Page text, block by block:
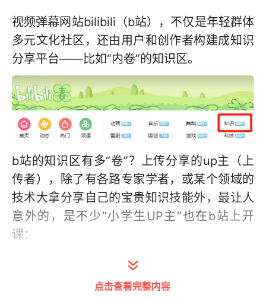
视频弹幕网站bilibili（b站），不仅是年轻群体
多元文化社区，还由用户和创作者构建成知识
分享平台——比如“内卷”的知识区。
b站的知识区有多“卷”？上传分享的up主（上
传者），除了有各路专家学者，或某个领域的
技术大拿分享自己的宝贵知识技能外，最让人
意外的，是不少“小学生UP主”也在b站上开
课：
10后小学生教你学编程
9岁还上过《最强大脑》第八季
点击查看完整内容